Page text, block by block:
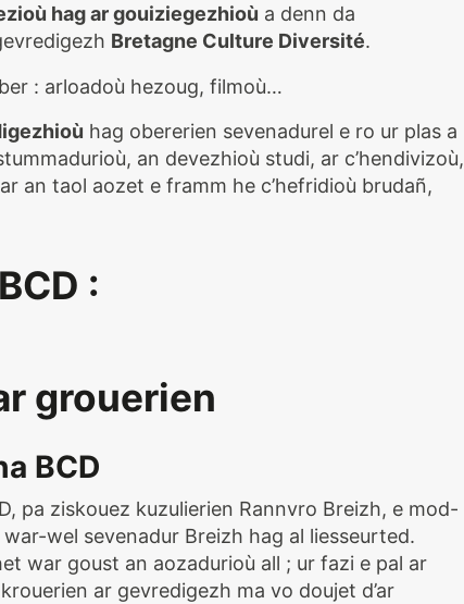
hag ar gouiziegezhioù a denn da
Bretagne Culture Diversité.
: arloadoù hezoug, filmoù…
hag obererien sevenadurel e ro ur plas a
an devezhioù studi, ar c’hendivizoù,
an taol aozet e framm he c’hefridioù brudañ,
:
grouerien
BCD
pa ziskouez kuzulierien Rannvro Breizh, e mod-
wel sevenadur Breizh hag al liesseurted.
war goust an aozadurioù all ; ur fazi e pal ar
ar gevredigezh ma vo doujet d’ar